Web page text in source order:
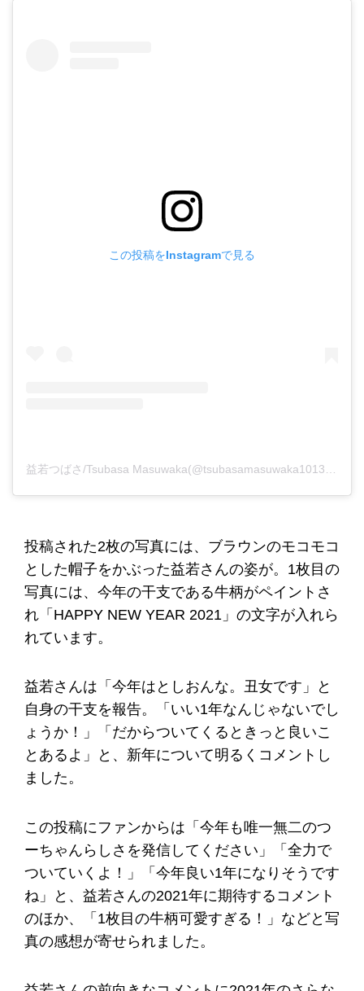
この投稿をInstagramで見る
投稿された2枚の写真には、ブラウンのモコモコ
とした帽子をかぶった益若さんの姿が。1枚目の
写真には、今年の干支である牛柄がペイントさ
れ「HAPPY NEW YEAR 2021」の文字が入れら
れています。
益若さんは「今年はとしおんな。丑女です」と
自身の干支を報告。「いい1年なんじゃないでし
ょうか！」「だからついてくるときっと良いこ
とあるよ」と、新年について明るくコメントし
ました。
この投稿にファンからは「今年も唯一無二のつ
ーちゃんらしさを発信してください」「全力で
ついていくよ！」「今年良い1年になりそうです
ね」と、益若さんの2021年に期待するコメント
のほか、「1枚目の牛柄可愛すぎる！」などと写
真の感想が寄せられました。